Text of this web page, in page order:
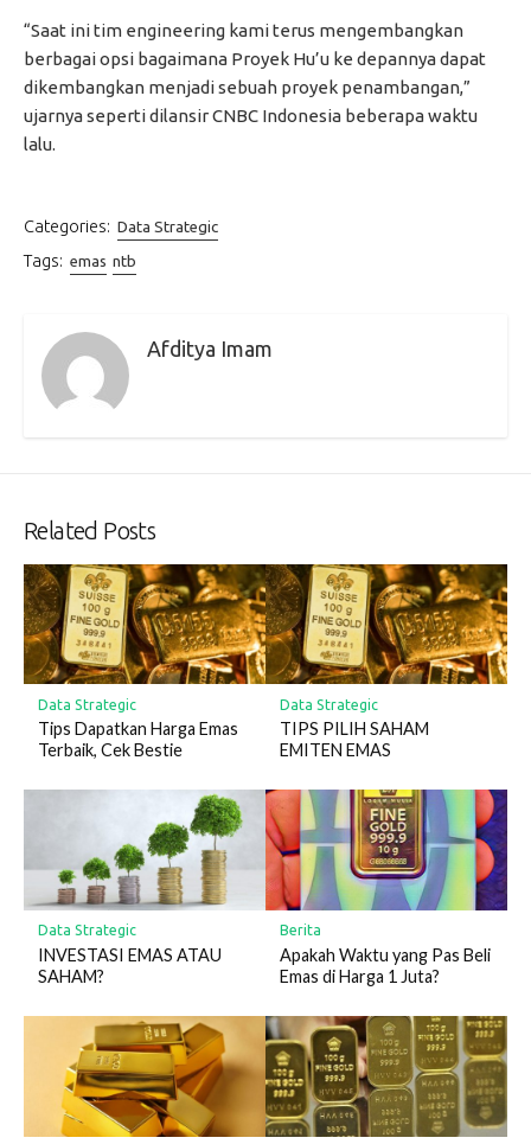
“Saat ini tim engineering kami terus mengembangkan
berbagai opsi bagaimana Proyek Hu’u ke depannya dapat
dikembangkan menjadi sebuah proyek penambangan,”
ujarnya seperti dilansir CNBC Indonesia beberapa waktu
lalu.
Categories: Data Strategic
Tags: emas ntb
Afditya Imam
Related Posts
Data Strategic
Tips Dapatkan Harga Emas
Terbaik, Cek Bestie
Data Strategic
TIPS PILIH SAHAM
EMITEN EMAS
Data Strategic
INVESTASI EMAS ATAU
SAHAM?
Berita
Apakah Waktu yang Pas Beli
Emas di Harga 1 Juta?